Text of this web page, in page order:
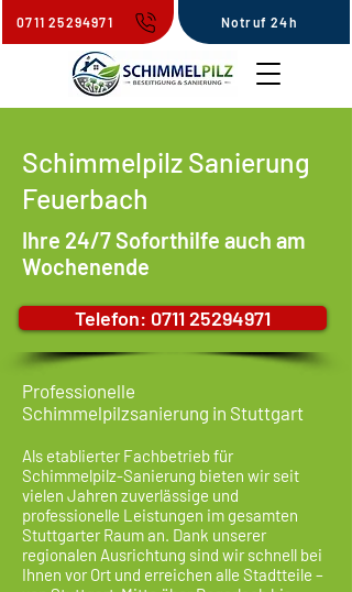
0711 25294971 Notruf 24h
Schimmelpilz Sanierung
Feuerbach
Ihre 24/7 Soforthilfe auch am
Wochenende
Telefon: 0711 25294971
Professionelle
Schimmelpilzsanierung in Stuttgart
Als etablierter Fachbetrieb für
Schimmelpilz-Sanierung bieten wir seit
vielen Jahren zuverlässige und
professionelle Leistungen im gesamten
Stuttgarter Raum an. Dank unserer
regionalen Ausrichtung sind wir schnell bei
Ihnen vor Ort und erreichen alle Stadtteile –